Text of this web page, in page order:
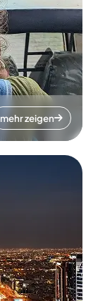
mehr zeigen